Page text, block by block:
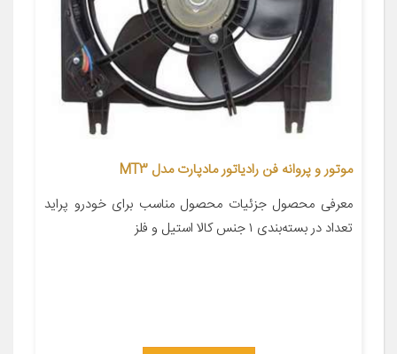
موتور و پروانه فن رادیاتور مادپارت مدل MT3
معرفی محصول جزئیات محصول مناسب برای خودرو پراید
تعداد در بسته‌بندی ۱ جنس کالا استیل و فلز